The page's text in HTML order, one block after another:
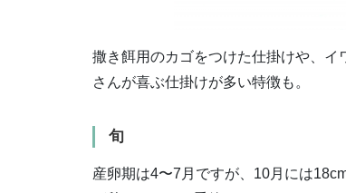
撒き餌用のカゴをつけた仕掛けや、
さんが喜ぶ仕掛けが多い特徴も。
旬
産卵期は4〜7月ですが、10月には